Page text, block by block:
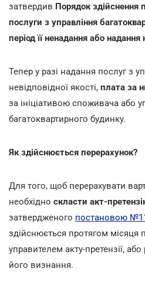
затвердив Порядок здійснення
послуги з управління
період її ненадання або надання
Тепер у разі надання послуг з
невідповідної якості, плата за
за ініціативою споживача або
багатоквартирного будинку.
Як здійснюється перерахунок?
Для того, щоб перерахувати
необхідно скласти акт-
затвердженого постановою
здійснюється протягом місяця
управителем акту-претензії,
його визнання.